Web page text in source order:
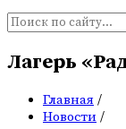
Поиск:
Лагерь
Главная /
Новости /